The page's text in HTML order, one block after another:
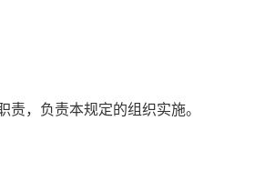
，负责本规定的组织实施。